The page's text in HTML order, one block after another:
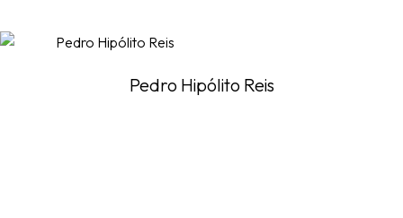
Pedro Hipólito Reis